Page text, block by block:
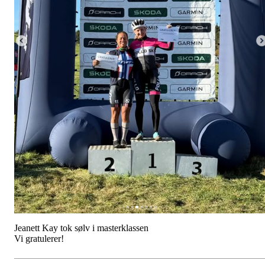
Jeanett Kay tok sølv i masterklassen
Vi gratulerer!